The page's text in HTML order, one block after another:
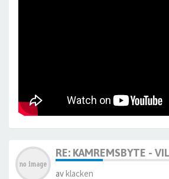
RE: KAMREMSBYTE -
avklacken